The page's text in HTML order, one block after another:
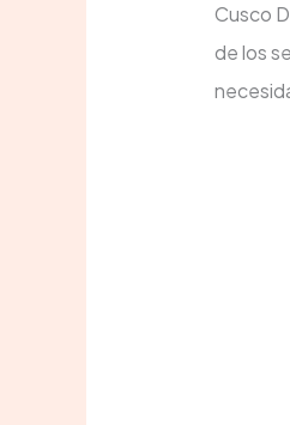
Cusco
de los